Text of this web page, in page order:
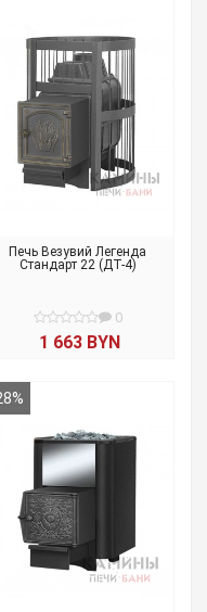
Печь Везувий Легенда
Стандарт 22 (ДТ-4)
0
1 663 BYN